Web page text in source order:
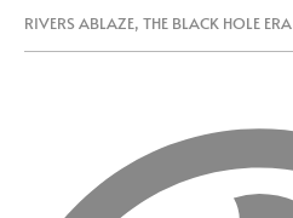
RIVERS ABLAZE, THE BLACK HOLE ERA